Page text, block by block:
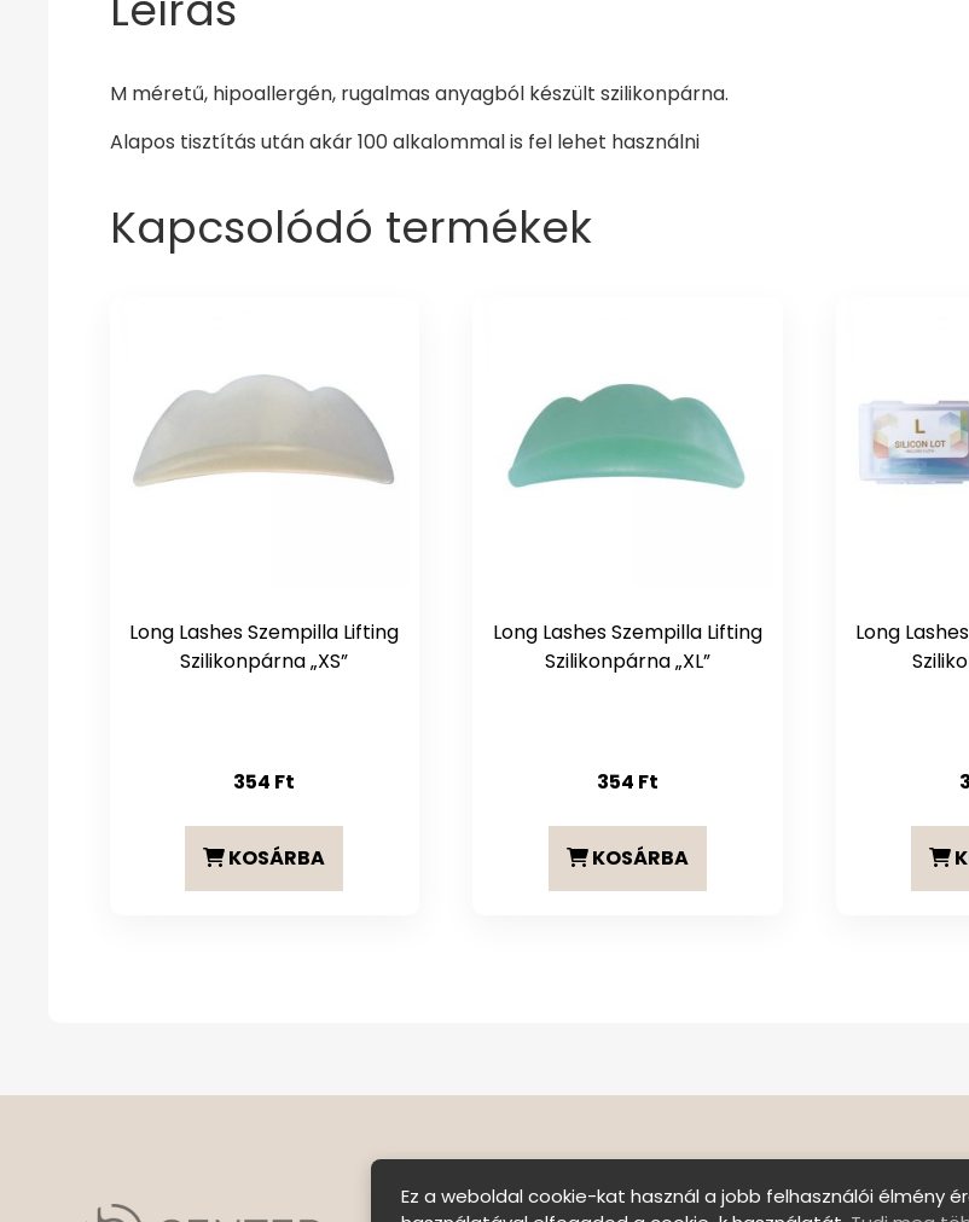
M méretű, hipoallergén, rugalmas anyagból készült szilikonpárna.
Alapos tisztítás után akár 100 alkalommal is fel lehet használni
Kapcsolódó termékek
Long Lashes Szempilla Lifting
Szilikonpárna „XS”
354 Ft
KOSÁRBA
Long Lashes Szempilla Lifting
Szilikonpárna „XL”
354 Ft
KOSÁRBA
Long
Ez a weboldal cookie-kat használ a jobb felhasználói élmény